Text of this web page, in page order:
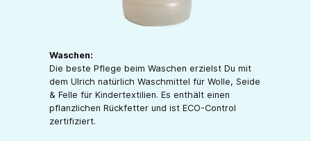
Waschen:
Die beste Pflege beim Waschen erzielst Du mit
dem Ulrich natürlich Waschmittel für Wolle, Seide
& Felle für Kindertextilien. Es enthält einen
pflanzlichen Rückfetter und ist ECO-Control
zertifiziert.